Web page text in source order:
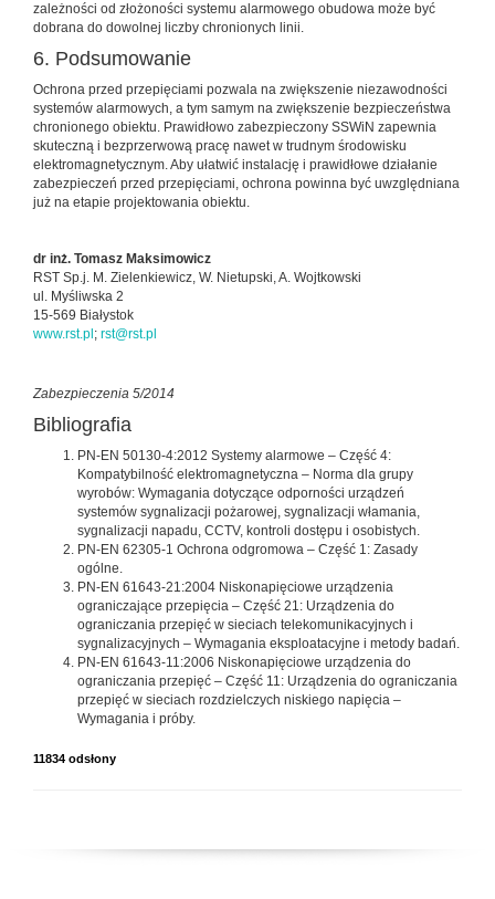
zależności od złożoności systemu alarmowego obudowa może być
dobrana do dowolnej liczby chronionych linii.
6. Podsumowanie
Ochrona przed przepięciami pozwala na zwiększenie niezawodności
systemów alarmowych, a tym samym na zwiększenie bezpieczeństwa
chronionego obiektu. Prawidłowo zabezpieczony SSWiN zapewnia
skuteczną i bezprzerwową pracę nawet w trudnym środowisku
elektromagnetycznym. Aby ułatwić instalację i prawidłowe działanie
zabezpieczeń przed przepięciami, ochrona powinna być uwzględniana
już na etapie projektowania obiektu.
dr inż. Tomasz Maksimowicz
RST Sp.j. M. Zielenkiewicz, W. Nietupski, A. Wojtkowski
ul. Myśliwska 2
15-569 Białystok
www.rst.pl ; rst@rst.pl
Zabezpieczenia 5/2014
Bibliografia
PN-EN 50130-4:2012 Systemy alarmowe – Część 4:
Kompatybilność elektromagnetyczna – Norma dla grupy
wyrobów: Wymagania dotyczące odporności urządzeń
systemów sygnalizacji pożarowej, sygnalizacji włamania,
sygnalizacji napadu, CCTV, kontroli dostępu i osobistych.
PN-EN 62305-1 Ochrona odgromowa – Część 1: Zasady
ogólne.
PN-EN 61643-21:2004 Niskonapięciowe urządzenia
ograniczające przepięcia – Część 21: Urządzenia do
ograniczania przepięć w sieciach telekomunikacyjnych i
sygnalizacyjnych – Wymagania eksploatacyjne i metody badań.
PN-EN 61643-11:2006 Niskonapięciowe urządzenia do
ograniczania przepięć – Część 11: Urządzenia do ograniczania
przepięć w sieciach rozdzielczych niskiego napięcia –
Wymagania i próby.
11834 odsłony